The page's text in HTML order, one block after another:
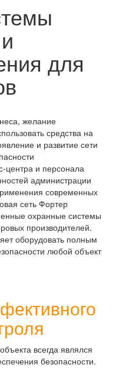
для
желание
средства на
и развитие сети
центра и персонала
администрации
современных
сеть Фортер
охранные системы
производителей.
оборудовать полным
любой объект
всегда являлся
безопасности.